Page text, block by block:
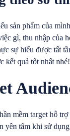
sản phẩm của
gì, thu nhập của
sự hiểu được tất
kết quả tốt nhất nhé!
mềm target hỗ
yên tâm khi sử